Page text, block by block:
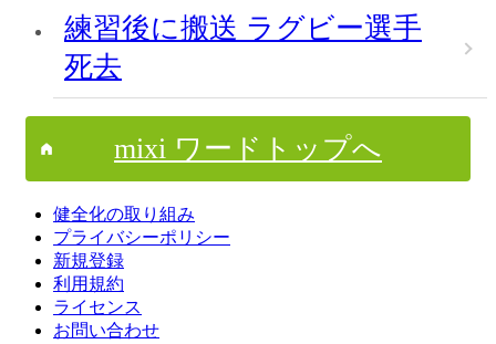
練習後に搬送 ラグビー選手
死去
mixi ワードトップへ
健全化の取り組み
プライバシーポリシー
新規登録
利用規約
ライセンス
お問い合わせ